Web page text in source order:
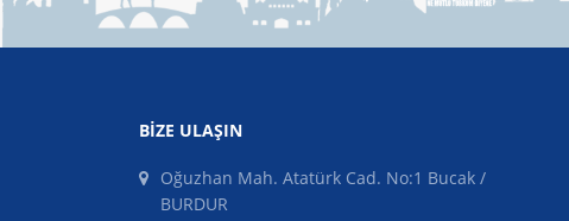
BIZE ULAŞIN
Oğuzhan Mah. Atatürk Cad. No:1 Bucak /
BURDUR